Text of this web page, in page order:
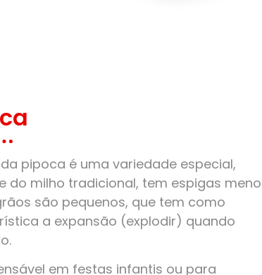
pipoca é uma variedade especial,
do milho tradicional, tem espigas
são pequenos, que tem como
a expansão (explodir) quando
em festas infantis ou para